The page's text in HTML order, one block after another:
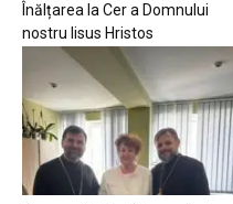
Înălțarea la Cer a Domnului
nostru Iisus Hristos